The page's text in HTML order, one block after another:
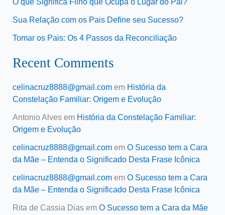
O que Significa Filho que Ocupa o Lugar do Pai?
Sua Relação com os Pais Define seu Sucesso?
Tomar os Pais: Os 4 Passos da Reconciliação
Recent Comments
celinacruz8888@gmail.comem História da
Constelação Familiar: Origem e Evolução
Antonio Alvesem História da Constelação Familiar:
Origem e Evolução
celinacruz8888@gmail.comem O Sucesso tem a Cara
da Mãe – Entenda o Significado Desta Frase Icônica
celinacruz8888@gmail.comem O Sucesso tem a Cara
da Mãe – Entenda o Significado Desta Frase Icônica
Rita de Cassia Diasem O Sucesso tem a Cara da Mãe